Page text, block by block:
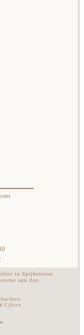
in Spijkenisse
aan Zee.
Cijfers